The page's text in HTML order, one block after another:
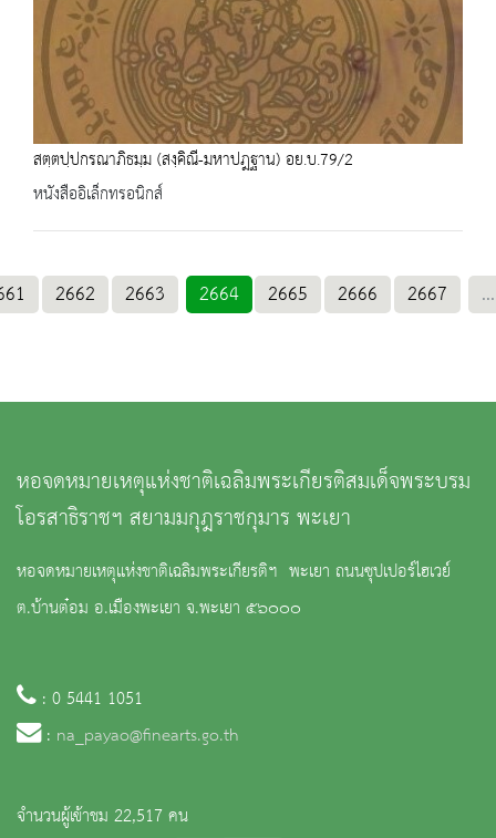
สตฺตปฺปกรณาภิธมฺม (สงฺคิณี-มหาปฎฐาน) อย.บ.79/2
หนังสืออิเล็กทรอนิกส์
2662 2663 2664 2665 2666 2667 ...
หอจดหมายเหตุแห่งชาติเฉลิมพระเกียรติสมเด็จพระบรม
โอรสาธิราชฯ สยามมกุฎราชกุมาร พะเยา
หอจดหมายเหตุแห่งชาติเฉลิมพระเกียรติฯ พะเยา ถนนซุปเปอร์ไฮเวย์
ต.บ้านต๋อม อ.เมืองพะเยา จ.พะเยา ๕๖๐๐๐
: 0 5441 1051
: na_payao@finearts.go.th
จำนวนผู้เข้าชม 22,517 คน